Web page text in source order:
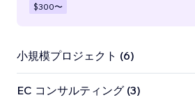
$300〜
小規模プロジェクト (6)
EC コンサルティング (3)